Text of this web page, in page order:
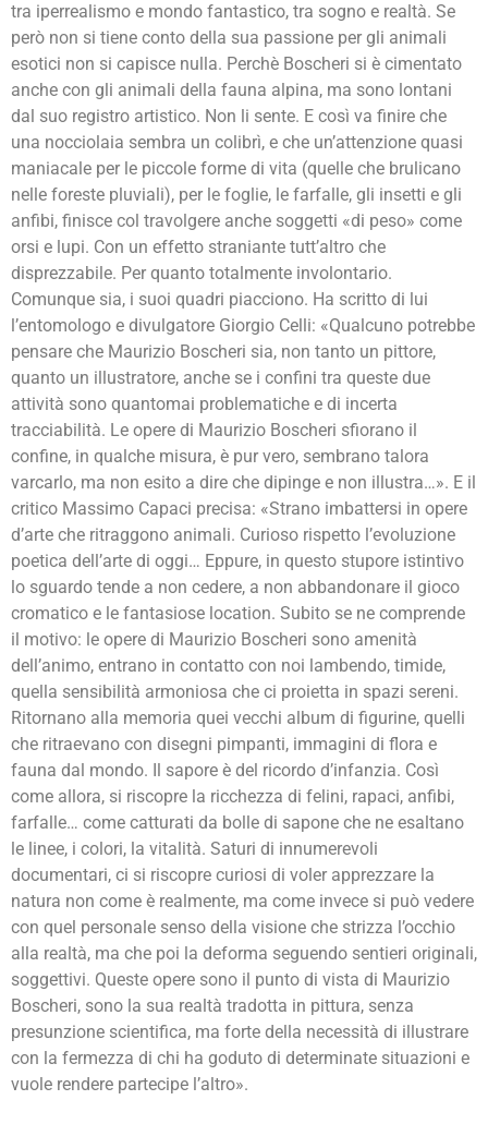
tra iperrealismo e mondo fantastico, tra sogno e realtà. Se
però non si tiene conto della sua passione per gli animali
esotici non si capisce nulla. Perchè Boscheri si è cimentato
anche con gli animali della fauna alpina, ma sono lontani
dal suo registro artistico. Non li sente. E così va finire che
una nocciolaia sembra un colibrì, e che un’attenzione quasi
maniacale per le piccole forme di vita (quelle che brulicano
nelle foreste pluviali), per le foglie, le farfalle, gli insetti e gli
anfibi, finisce col travolgere anche soggetti «di peso» come
orsi e lupi. Con un effetto straniante tutt’altro che
disprezzabile. Per quanto totalmente involontario.
Comunque sia, i suoi quadri piacciono. Ha scritto di lui
l’entomologo e divulgatore Giorgio Celli: «Qualcuno potrebbe
pensare che Maurizio Boscheri sia, non tanto un pittore,
quanto un illustratore, anche se i confini tra queste due
attività sono quantomai problematiche e di incerta
tracciabilità. Le opere di Maurizio Boscheri sfiorano il
confine, in qualche misura, è pur vero, sembrano talora
varcarlo, ma non esito a dire che dipinge e non illustra…». E il
critico Massimo Capaci precisa: «Strano imbattersi in opere
d’arte che ritraggono animali. Curioso rispetto l’evoluzione
poetica dell’arte di oggi… Eppure, in questo stupore istintivo
lo sguardo tende a non cedere, a non abbandonare il gioco
cromatico e le fantasiose location. Subito se ne comprende
il motivo: le opere di Maurizio Boscheri sono amenità
dell’animo, entrano in contatto con noi lambendo, timide,
quella sensibilità armoniosa che ci proietta in spazi sereni.
Ritornano alla memoria quei vecchi album di figurine, quelli
che ritraevano con disegni pimpanti, immagini di flora e
fauna dal mondo. Il sapore è del ricordo d’infanzia. Così
come allora, si riscopre la ricchezza di felini, rapaci, anfibi,
farfalle… come catturati da bolle di sapone che ne esaltano
le linee, i colori, la vitalità. Saturi di innumerevoli
documentari, ci si riscopre curiosi di voler apprezzare la
natura non come è realmente, ma come invece si può vedere
con quel personale senso della visione che strizza l’occhio
alla realtà, ma che poi la deforma seguendo sentieri originali,
soggettivi. Queste opere sono il punto di vista di Maurizio
Boscheri, sono la sua realtà tradotta in pittura, senza
presunzione scientifica, ma forte della necessità di illustrare
con la fermezza di chi ha goduto di determinate situazioni e
vuole rendere partecipe l’altro».